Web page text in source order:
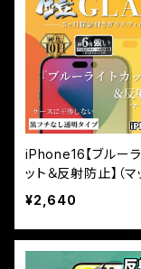
iPhone16【ブルーラ
ット＆反射防止】（マ
月保証付き『ガラス
鎧』平面フルカバー
¥2,640